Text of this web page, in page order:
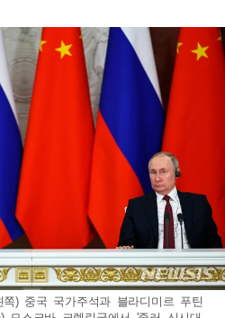
쪽) 중국 국가주석과 블라디미르 푸틴